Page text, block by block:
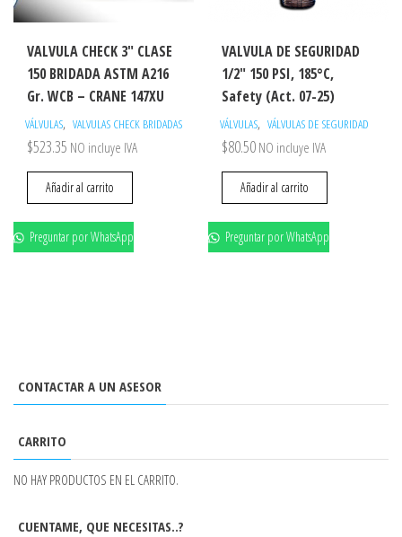
VALVULA CHECK 3″ CLASE
150 BRIDADA ASTM A216
Gr. WCB – CRANE 147XU
VÁLVULAS, VALVULAS CHECK BRIDADAS
$523.35 NO incluye IVA
Añadir al carrito
Preguntar por WhatsApp
VALVULA DE SEGURIDAD
1/2″ 150 PSI, 185°C,
Safety (Act. 07-25)
VÁLVULAS, VÁLVULAS DE SEGURIDAD
$80.50 NO incluye IVA
Añadir al carrito
Preguntar por WhatsApp
CONTACTAR A UN ASESOR
CARRITO
NO HAY PRODUCTOS EN EL CARRITO.
CUENTAME, QUE NECESITAS..?